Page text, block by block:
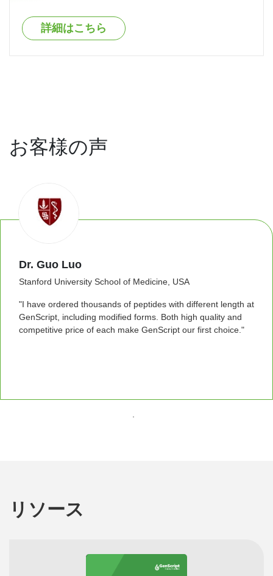
詳細はこちら
お客様の声
Dr. Guo Luo
Stanford University School of Medicine, USA
"I have ordered thousands of peptides with different length at
GenScript, including modified forms. Both high quality and
competitive price of each make GenScript our first choice."
リソース